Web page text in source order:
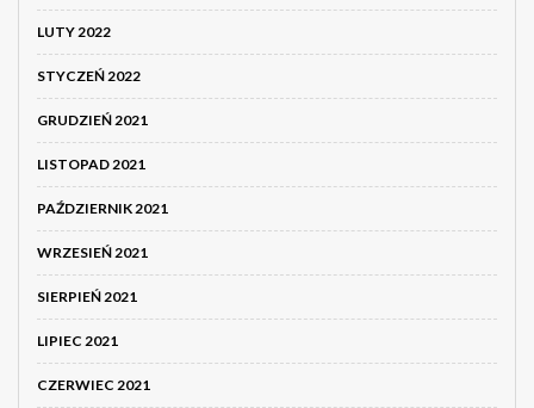
LUTY 2022
STYCZEŃ 2022
GRUDZIEŃ 2021
LISTOPAD 2021
PAŹDZIERNIK 2021
WRZESIEŃ 2021
SIERPIEŃ 2021
LIPIEC 2021
CZERWIEC 2021